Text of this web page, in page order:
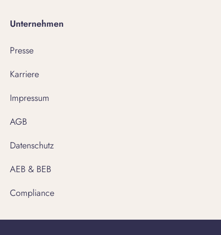
Unternehmen
Presse
Karriere
Impressum
AGB
Datenschutz
AEB & BEB
Compliance